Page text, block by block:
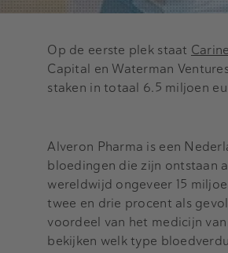
Op de eerste plek staat
Capital en Waterman
staken in totaal 6.5 miljoen
Alveron Pharma is een
bloedingen die zijn ontstaan
wereldwijd ongeveer 15
twee en drie procent als
voordeel van het medicijn
bekijken welk type